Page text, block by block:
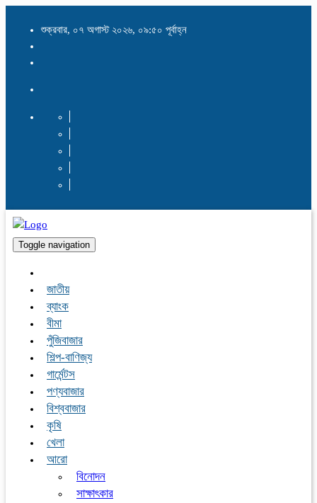
শুক্রবার, ০৭ অগাস্ট ২০২৬, ০৯:৫০ পূর্বাহ্ন
Toggle navigation
জাতীয়
ব্যাংক
বীমা
পুঁজিবাজার
শিল্প-বাণিজ্য
গার্মেন্টস
পণ্যবাজার
বিশ্ববাজার
কৃষি
খেলা
আরো
বিনোদন
সাক্ষাৎকার